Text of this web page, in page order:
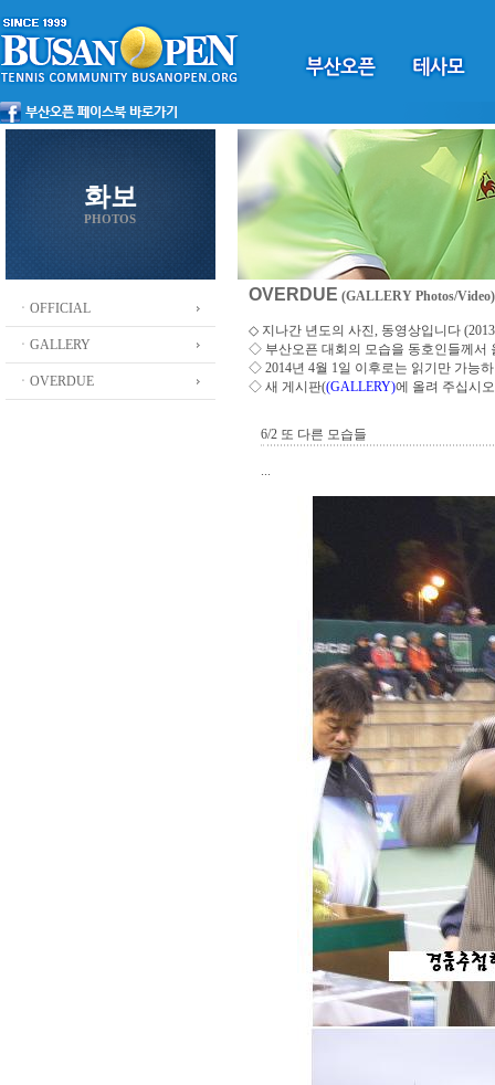
화보
PHOTOS
ㆍOFFICIAL
ㆍGALLERY
ㆍOVERDUE
OVERDUE (GALLERY Photos/Video)
◇ 지나간 년도의 사진, 동영상입니다
◇ 부산오픈 대회의 모습을 동호인들께서
◇ 2014년 4월 1일 이후로는 읽기만 가능
◇ 새 게시판((GALLERY)에 올려 주십시오
6/2 또 다른 모습들
...